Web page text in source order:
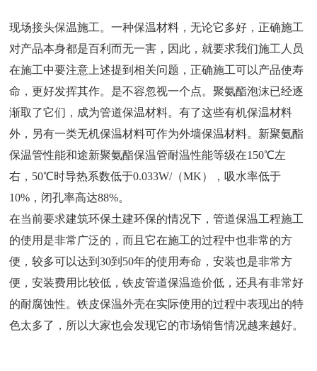
现场接头保温施工。一种保温材料，无论它多好，正确施工
对产品本身都是百利而无一害，因此，就要求我们施工人员
在施工中要注意上述提到相关问题，正确施工可以产品使寿
命，更好发挥其作。是不容忽视一个点。聚氨酯泡沫已经逐
渐取了它们，成为管道保温材料。有了这些有机保温材料
外，另有一类无机保温材料可作为外墙保温材料。新聚氨酯
保温管性能和途新聚氨酯保温管耐温性能等级在150℃左
右，50℃时导热系数低于0.033W/（MK），吸水率低于
10%，闭孔率高达88%。
在当前要求建筑环保土建环保的情况下，管道保温工程施工
的使用是非常广泛的，而且它在施工的过程中也非常的方
便，较多可以达到30到50年的使用寿命，安装也是非常方
便，安装费用比较低，铁皮管道保温造价低，还具有非常好
的耐腐蚀性。铁皮保温外壳在实际使用的过程中表现出的特
色太多了，所以大家也会发现它的市场销售情况越来越好。